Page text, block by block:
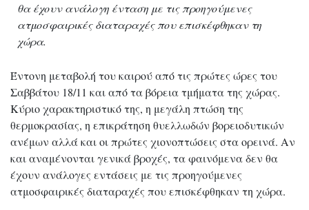
θα έχουν ανάλογη ένταση με τις προηγούμενες
ατμοσφαιρικές διαταραχές που επισκέφθηκαν τη
χώρα.
Έντονη μεταβολή του καιρού από τις πρώτες ώρες του
Σαββάτου 18/11 και από τα βόρεια τμήματα της χώρας.
Κύριο χαρακτηριστικό της, η μεγάλη πτώση της
θερμοκρασίας, η επικράτηση θυελλωδών βορειοδυτικών
ανέμων αλλά και οι πρώτες χιονοπτώσεις στα ορεινά. Αν
και αναμένονται γενικά βροχές, τα φαινόμενα δεν θα
έχουν ανάλογες εντάσεις με τις προηγούμενες
ατμοσφαιρικές διαταραχές που επισκέφθηκαν τη χώρα.